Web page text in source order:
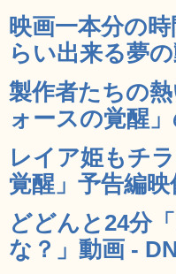
映画一本分の
らい出来る夢
製作者たちの
ォースの覚醒
レイア姫もチ
覚醒」予告編
どどんと24分
な？」動画 -